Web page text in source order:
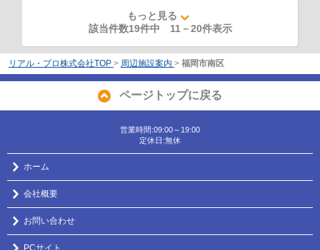
もっと見る
該当件数19件中 11 －20件表示
リアル・プロ株式会社TOP > 周辺施設案内 > 福岡市南区
ページトップに戻る
営業時間:09:00～19:00
定休日:無休
ホーム
会社概要
お問い合わせ
PCサイト